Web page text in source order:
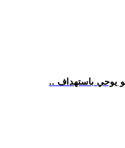
يوحي باستهداف